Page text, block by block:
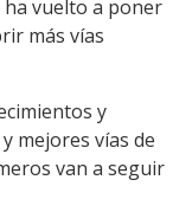
ha vuelto a poner
más vías
y
mejores vías de
van a seguir